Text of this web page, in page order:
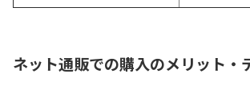
ネット通販での購入のメリット・